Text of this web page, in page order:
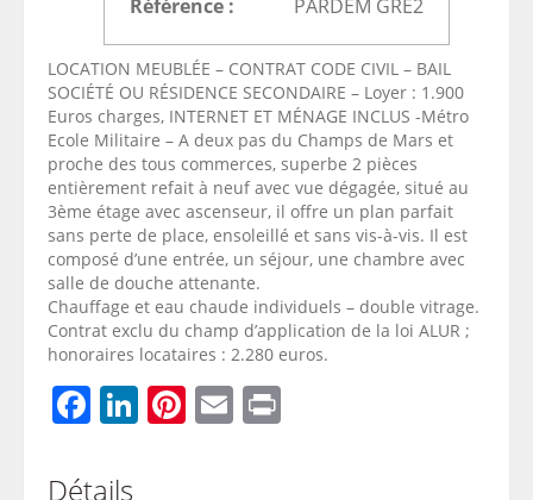
Référence :
PARDEM GRE2
LOCATION MEUBLÉE – CONTRAT CODE CIVIL – BAIL
SOCIÉTÉ OU RÉSIDENCE SECONDAIRE – Loyer : 1.900
Euros charges, INTERNET ET MÉNAGE INCLUS -Métro
Ecole Militaire – A deux pas du Champs de Mars et
proche des tous commerces, superbe 2 pièces
entièrement refait à neuf avec vue dégagée, situé au
3ème étage avec ascenseur, il offre un plan parfait
sans perte de place, ensoleillé et sans vis-à-vis. Il est
composé d’une entrée, un séjour, une chambre avec
salle de douche attenante.
Chauffage et eau chaude individuels – double vitrage.
Contrat exclu du champ d’application de la loi ALUR ;
honoraires locataires : 2.280 euros.
Facebook
LinkedIn
Pinterest
Email
Détails